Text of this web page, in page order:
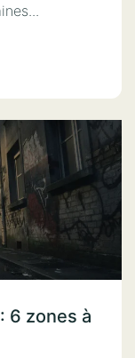
6 zones à